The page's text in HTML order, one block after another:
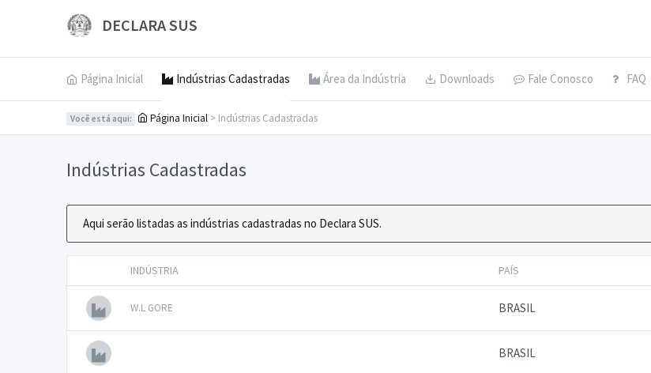
DECLARA SUS
Página Inicial Indústrias Cadastradas Área da Indústria Downloads Fale Conosco FAQ
Você está aqui: Página Inicial > Indústrias Cadastradas
Indústrias Cadastradas
Aqui serão listadas as indústrias cadastradas no Declara SUS.
INDÚSTRIA PAÍS
W.L GORE BRASIL
BRASIL